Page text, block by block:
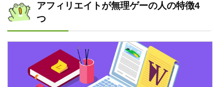
アフィリエイトが無理ゲーの人の特徴4
つ